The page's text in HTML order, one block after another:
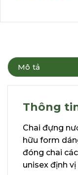
Mô tả
Thông
Chai đựng
hữu form
đóng chai
unisex định